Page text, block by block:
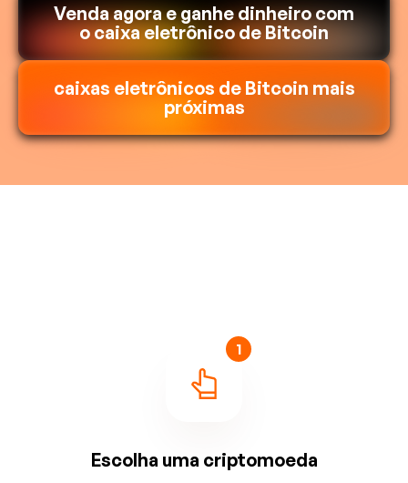
Venda agora e ganhe dinheiro com
o caixa eletrônico de Bitcoin
caixas eletrônicos de Bitcoin mais
próximas
1
Escolha uma criptomoeda